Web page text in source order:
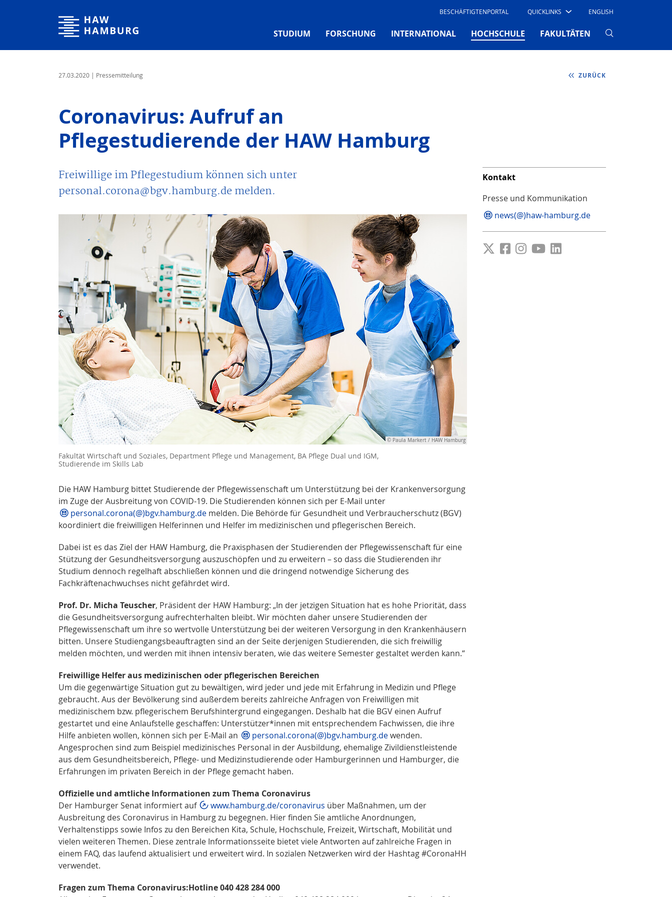
Hochschule für Angewandte Wissenschaften Hamburg BESCHÄFTIGTENPORTAL QUICKLINKS ENGLISH
STUDIUM FORSCHUNG INTERNATIONAL HOCHSCHULE (CURRENT)
FAKULTÄTEN
27.03.2020 | Pressemitteilung ZURÜCK
Coronavirus: Aufruf an
Pflegestudierende der HAW Hamburg
Freiwillige im Pflegestudium können sich unter
personal.corona@bgv.hamburg.de melden.
© Paula Markert / HAW Hamburg
Fakultät Wirtschaft und Soziales, Department Pflege und Management, BA Pflege Dual und IGM,
Studierende im Skills Lab
Die HAW Hamburg bittet Studierende der Pflegewissenschaft um Unterstützung bei der Krankenversorgung
im Zuge der Ausbreitung von COVID-19. Die Studierenden können sich per E-Mail unter
personal.corona(@)bgv.hamburg.de melden. Die Behörde für Gesundheit und Verbraucherschutz (BGV)
koordiniert die freiwilligen Helferinnen und Helfer im medizinischen und pflegerischen Bereich.
Dabei ist es das Ziel der HAW Hamburg, die Praxisphasen der Studierenden der Pflegewissenschaft für eine
Stützung der Gesundheitsversorgung auszuschöpfen und zu erweitern – so dass die Studierenden ihr
Studium dennoch regelhaft abschließen können und die dringend notwendige Sicherung des
Fachkräftenachwuchses nicht gefährdet wird.
Prof. Dr. Micha Teuscher, Präsident der HAW Hamburg: „In der jetzigen Situation hat es hohe Priorität, dass
die Gesundheitsversorgung aufrechterhalten bleibt. Wir möchten daher unsere Studierenden der
Pflegewissenschaft um ihre so wertvolle Unterstützung bei der weiteren Versorgung in den Krankenhäusern
bitten. Unsere Studiengangsbeauftragten sind an der Seite derjenigen Studierenden, die sich freiwillig
melden möchten, und werden mit ihnen intensiv beraten, wie das weitere Semester gestaltet werden kann.“
Freiwillige Helfer aus medizinischen oder pflegerischen Bereichen
Um die gegenwärtige Situation gut zu bewältigen, wird jeder und jede mit Erfahrung in Medizin und Pflege
gebraucht. Aus der Bevölkerung sind außerdem bereits zahlreiche Anfragen von Freiwilligen mit
medizinischem bzw. pflegerischem Berufshintergrund eingegangen. Deshalb hat die BGV einen Aufruf
gestartet und eine Anlaufstelle geschaffen: Unterstützer*innen mit entsprechendem Fachwissen, die ihre
Hilfe anbieten wollen, können sich per E-Mail an
personal.corona(@)bgv.hamburg.dewenden.
Angesprochen sind zum Beispiel medizinisches Personal in der Ausbildung, ehemalige Zivildienstleistende
aus dem Gesundheitsbereich, Pflege- und Medizinstudierende oder Hamburgerinnen und Hamburger, die
Erfahrungen im privaten Bereich in der Pflege gemacht haben.
Offizielle und amtliche Informationen zum Thema Coronavirus
Der Hamburger Senat informiert auf
www.hamburg.de/coronavirus über Maßnahmen, um der
Ausbreitung des Coronavirus in Hamburg zu begegnen. Hier finden Sie amtliche Anordnungen,
Verhaltenstipps sowie Infos zu den Bereichen Kita, Schule, Hochschule, Freizeit, Wirtschaft, Mobilität und
vielen weiteren Themen. Diese zentrale Informationsseite bietet viele Antworten auf zahlreiche Fragen in
einem FAQ, das laufend aktualisiert und erweitert wird. In sozialen Netzwerken wird der Hashtag #CoronaHH
verwendet.
Fragen zum Thema Coronavirus:Hotline 040 428 284 000
Kontakt
Presse und Kommunikation
news(@)haw-hamburg.de